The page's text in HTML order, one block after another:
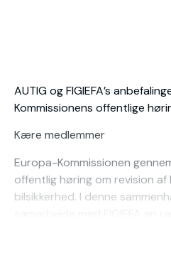
AUTIG og FIGIEFA’s
Kommissionens offentlige
Kære medlemmer
Europa-Kommissionen
offentlig høring om revision af
bilsikkerhed. I denne